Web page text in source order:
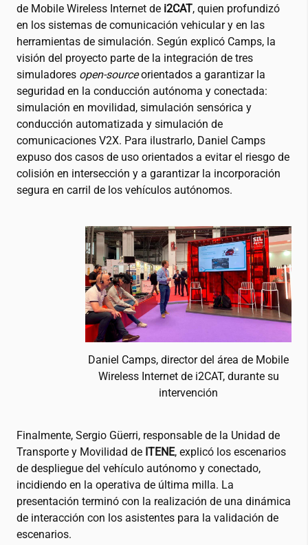
de Mobile Wireless Internet de i2CAT, quien profundizó
en los sistemas de comunicación vehicular y en las
herramientas de simulación. Según explicó Camps, la
visión del proyecto parte de la integración de tres
simuladores open-sourceorientados a garantizar la
seguridad en la conducción autónoma y conectada:
simulación en movilidad, simulación sensórica y
conducción automatizada y simulación de
comunicaciones V2X. Para ilustrarlo, Daniel Camps
expuso dos casos de uso orientados a evitar el riesgo de
colisión en intersección y a garantizar la incorporación
segura en carril de los vehículos autónomos.
Daniel Camps, director del área de Mobile
Wireless Internet de i2CAT, durante su
intervención
Finalmente, Sergio Güerri, responsable de la Unidad de
Transporte y Movilidad de ITENE, explicó los escenarios
de despliegue del vehículo autónomo y conectado,
incidiendo en la operativa de última milla. La
presentación terminó con la realización de una dinámica
de interacción con los asistentes para la validación de
escenarios.